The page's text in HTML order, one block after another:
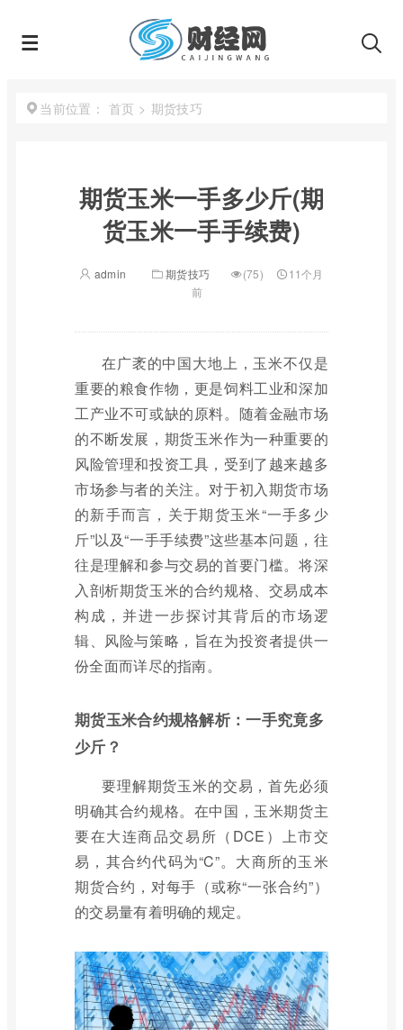
当前位置： 首页 > 期货技巧
期货玉米一手多少斤(期
货玉米一手手续费)
admin 期货技巧 (75)
11个月
前
在广袤的中国大地上，玉米不仅是
重要的粮食作物，更是饲料工业和深加
工产业不可或缺的原料。随着金融市场
的不断发展，期货玉米作为一种重要的
风险管理和投资工具，受到了越来越多
市场参与者的关注。对于初入期货市场
的新手而言，关于期货玉米“一手多少
斤”以及“一手手续费”这些基本问题，往
往是理解和参与交易的首要门槛。将深
入剖析期货玉米的合约规格、交易成本
构成，并进一步探讨其背后的市场逻
辑、风险与策略，旨在为投资者提供一
份全面而详尽的指南。
期货玉米合约规格解析：一手究竟多
少斤？
要理解期货玉米的交易，首先必须
明确其合约规格。在中国，玉米期货主
要在大连商品交易所（DCE）上市交
易，其合约代码为“C”。大商所的玉米
期货合约，对每手（或称“一张合约”）
的交易量有着明确的规定。